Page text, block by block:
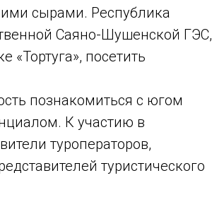
сырами. Республика
Саяно-Шушенской ГЭС,
посетить
познакомиться с югом
К участию в
туроператоров,
туристического